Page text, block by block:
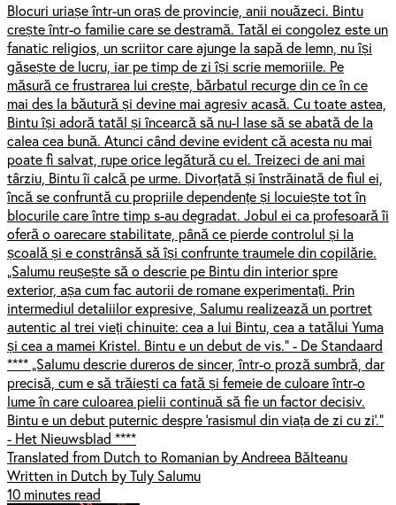
Blocuri uriașe într-un oraș de provincie, anii nouăzeci. Bintu
crește într-o familie care se destramă. Tatăl ei congolez este un
fanatic religios, un scriitor care ajunge la sapă de lemn, nu își
găsește de lucru, iar pe timp de zi își scrie memoriile. Pe
măsură ce frustrarea lui crește, bărbatul recurge din ce în ce
mai des la băutură și devine mai agresiv acasă. Cu toate astea,
Bintu își adoră tatăl și încearcă să nu-l lase să se abată de la
calea cea bună. Atunci când devine evident că acesta nu mai
poate fi salvat, rupe orice legătură cu el. Treizeci de ani mai
târziu, Bintu îi calcă pe urme. Divorțată și înstrăinată de fiul ei,
încă se confruntă cu propriile dependențe și locuiește tot în
blocurile care între timp s-au degradat. Jobul ei ca profesoară îi
oferă o oarecare stabilitate, până ce pierde controlul și la
școală și e constrânsă să își confrunte traumele din copilărie.
„Salumu reușește să o descrie pe Bintu din interior spre
exterior, așa cum fac autorii de romane experimentați. Prin
intermediul detaliilor expresive, Salumu realizează un portret
autentic al trei vieți chinuite: cea a lui Bintu, cea a tatălui Yuma
și cea a mamei Kristel. Bintu e un debut de vis.” - De Standaard
**** „Salumu descrie dureros de sincer, într-o proză sumbră, dar
precisă, cum e să trăiești ca fată și femeie de culoare într-o
lume în care culoarea pielii continuă să fie un factor decisiv.
Bintu e un debut puternic despre ‘rasismul din viața de zi cu zi’.”
- Het Nieuwsblad ****
Translated from Dutch to Romanian by Andreea Bălteanu
Written in Dutch by Tuly Salumu
10 minutes read